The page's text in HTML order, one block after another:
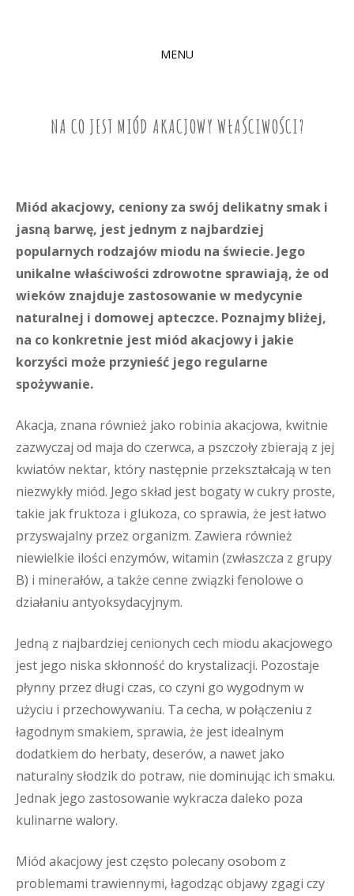
MENU
CONTENTNA CO JEST MIÓD AKACJOWY WŁAŚCIWOŚCI?
Miód akacjowy, ceniony za swój delikatny smak i
jasną barwę, jest jednym z najbardziej
popularnych rodzajów miodu na świecie. Jego
unikalne właściwości zdrowotne sprawiają, że od
wieków znajduje zastosowanie w medycynie
naturalnej i domowej apteczce. Poznajmy bliżej,
na co konkretnie jest miód akacjowy i jakie
korzyści może przynieść jego regularne
spożywanie.
Akacja, znana również jako robinia akacjowa, kwitnie
zazwyczaj od maja do czerwca, a pszczoły zbierają z jej
kwiatów nektar, który następnie przekształcają w ten
niezwykły miód. Jego skład jest bogaty w cukry proste,
takie jak fruktoza i glukoza, co sprawia, że jest łatwo
przyswajalny przez organizm. Zawiera również
niewielkie ilości enzymów, witamin (zwłaszcza z grupy
B) i minerałów, a także cenne związki fenolowe o
działaniu antyoksydacyjnym.
Jedną z najbardziej cenionych cech miodu akacjowego
jest jego niska skłonność do krystalizacji. Pozostaje
płynny przez długi czas, co czyni go wygodnym w
użyciu i przechowywaniu. Ta cecha, w połączeniu z
łagodnym smakiem, sprawia, że jest idealnym
dodatkiem do herbaty, deserów, a nawet jako
naturalny słodzik do potraw, nie dominując ich smaku.
Jednak jego zastosowanie wykracza daleko poza
kulinarne walory.
Miód akacjowy jest często polecany osobom z
problemami trawiennymi, łagodząc objawy zgagi czy